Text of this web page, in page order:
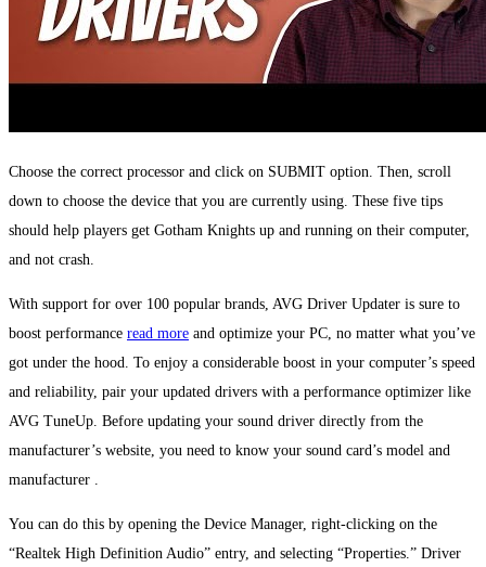
Choose the correct processor and click on SUBMIT option. Then, scroll
down to choose the device that you are currently using. These five tips
should help players get Gotham Knights up and running on their computer,
and not crash.
With support for over 100 popular brands, AVG Driver Updater is sure to
boost performance read more and optimize your PC, no matter what you’ve
got under the hood. To enjoy a considerable boost in your computer’s speed
and reliability, pair your updated drivers with a performance optimizer like
AVG TuneUp. Before updating your sound driver directly from the
manufacturer’s website, you need to know your sound card’s model and
manufacturer .
You can do this by opening the Device Manager, right-clicking on the
“Realtek High Definition Audio” entry, and selecting “Properties.” Driver